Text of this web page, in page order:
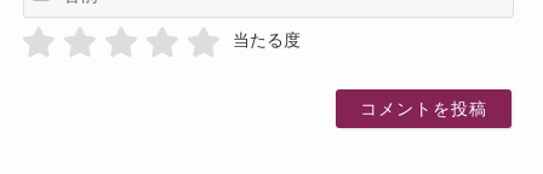
当たる度